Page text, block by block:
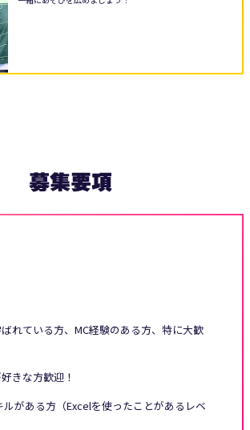
募集要項
れている方、MC経験のある方、特に大歓
きな方歓迎！
ルがある方（Excelを使ったことがあるレベ